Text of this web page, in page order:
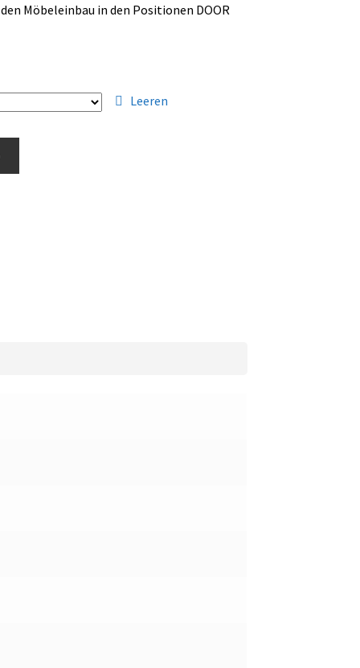
Möbeleinbau in den Positionen DOOR
Leeren